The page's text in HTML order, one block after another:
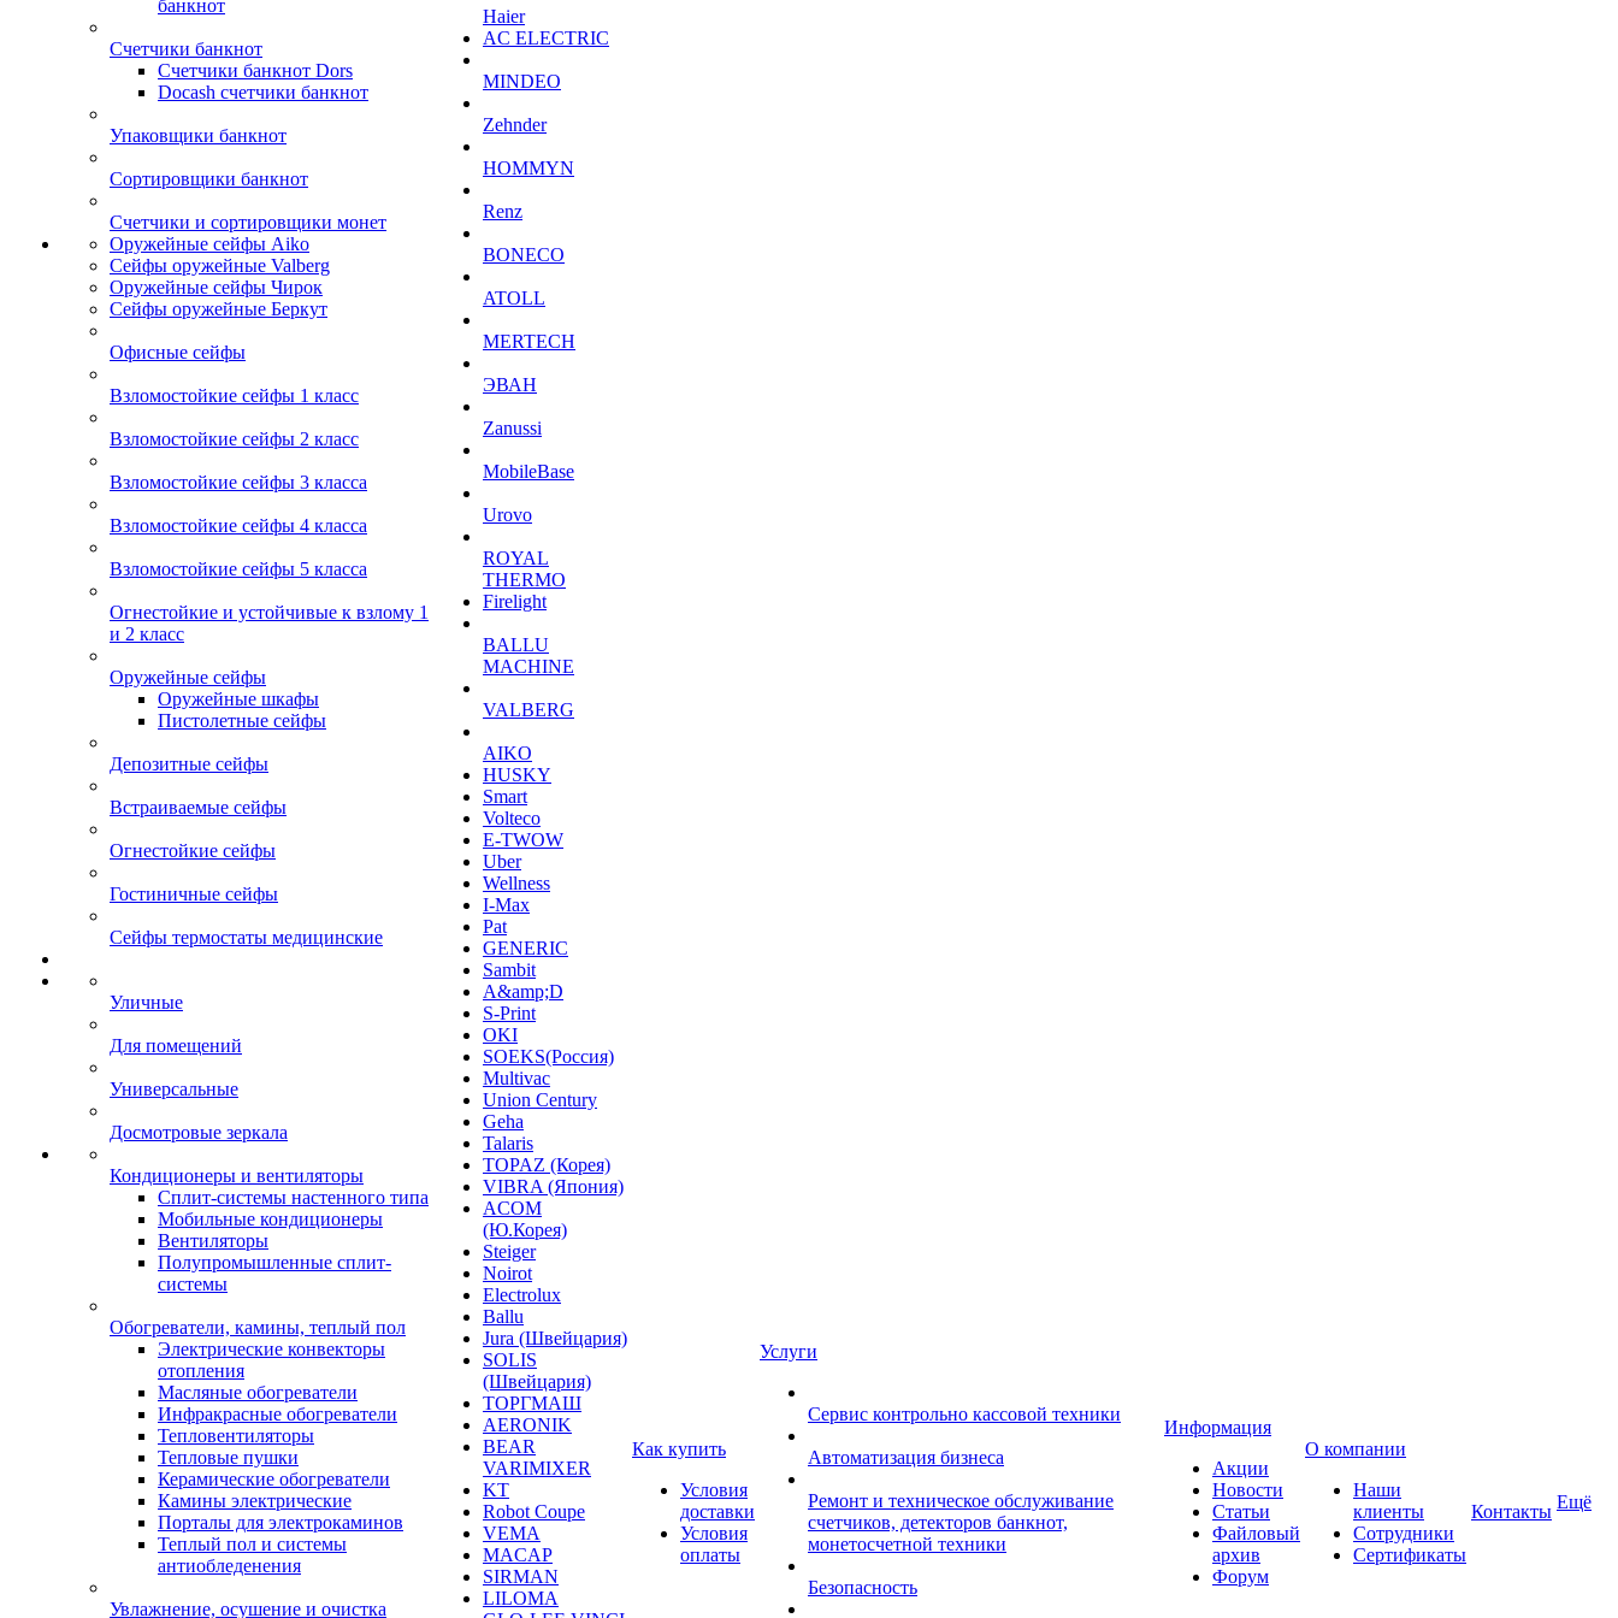
банкнот
Счетчики банкнот
Счетчики банкнот Dors
Docash счетчики банкнот
Упаковщики банкнот
Сортировщики банкнот
Счетчики и сортировщики монет
Оружейные сейфы Aiko
Сейфы оружейные Valberg
Оружейные сейфы Чирок
Сейфы оружейные Беркут
Офисные сейфы
Взломостойкие сейфы 1 класс
Взломостойкие сейфы 2 класс
Взломостойкие сейфы 3 класса
Взломостойкие сейфы 4 класса
Взломостойкие сейфы 5 класса
Огнестойкие и устойчивые к взлому 1
и 2 класс
Оружейные сейфы
Оружейные шкафы
Пистолетные сейфы
Депозитные сейфы
Встраиваемые сейфы
Огнестойкие сейфы
Гостиничные сейфы
Сейфы термостаты медицинские
Уличные
Для помещений
Универсальные
Досмотровые зеркала
Кондиционеры и вентиляторы
Сплит-системы настенного типа
Мобильные кондиционеры
Вентиляторы
Полупромышленные сплит-
системы
Обогреватели, камины, теплый пол
Электрические конвекторы
отопления
Масляные обогреватели
Инфракрасные обогреватели
Тепловентиляторы
Тепловые пушки
Керамические обогреватели
Камины электрические
Порталы для электрокаминов
Теплый пол и системы
антиобледенения
Увлажнение, осушение и очистка
Haier
AC ELECTRIC
MINDEO
Zehnder
HOMMYN
Renz
BONECO
ATOLL
MERTECH
ЭВАН
Zanussi
MobileBase
Urovo
ROYAL
THERMO
Firelight
BALLU
MACHINE
VALBERG
AIKO
HUSKY
Smart
Volteco
E-TWOW
Uber
Wellness
I-Max
Pat
GENERIC
Sambit
A&amp;D
S-Print
OKI
SOEKS(Россия)
Multivac
Union Century
Geha
Talaris
TOPAZ (Корея)
VIBRA (Япония)
ACOM
(Ю.Корея)
Steiger
Noirot
Electrolux
Ballu
Jura (Швейцария)
SOLIS
(Швейцария)
ТОРГМАШ
AERONIK
BEAR
VARIMIXER
KT
Robot Coupe
VEMA
MACAP
SIRMAN
LILOMA
Как купить
Условия
доставки
Условия
оплаты
Услуги
Сервис контрольно кассовой техники
Автоматизация бизнеса
Ремонт и техническое обслуживание
счетчиков, детекторов банкнот,
монетосчетной техники
Безопасность
Информация
Акции
Новости
Статьи
Файловый
архив
Форум
О компании
Наши
клиенты
Сотрудники
Сертификаты
Контакты Ещё